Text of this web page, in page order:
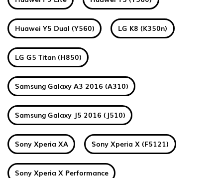
Huawei Y5 Dual (Y560) LG K8 (K350n)
LG G5 Titan (H850)
Samsung Galaxy A3 2016 (A310)
Samsung Galaxy J5 2016 (J510)
Sony Xperia XA Sony Xperia X (F5121)
Sony Xperia X Performance